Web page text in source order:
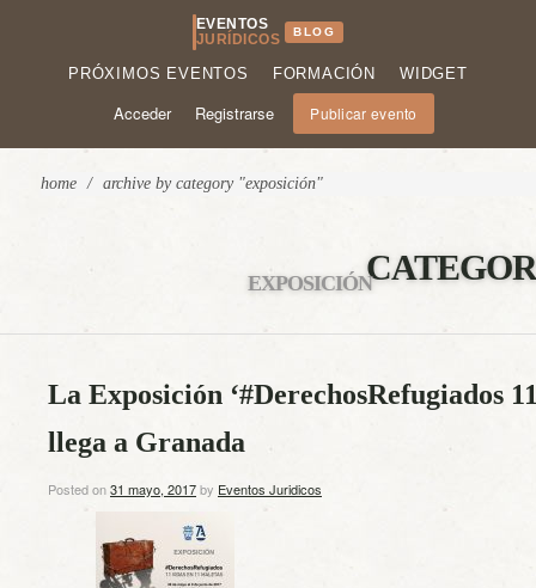
EVENTOS
JURÍDICOS
BLOG
PRÓXIMOS EVENTOS FORMACIÓN WIDGET
Acceder Registrarse Publicar evento
home / archive by category "exposición"
EXPOSICIÓN
La Exposición ‘#DerechosRefugiados
llega a Granada
Posted on31 mayo, 2017by Eventos Juridicos